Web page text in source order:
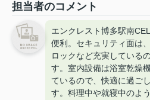
担当者のコメント
エンクレスト博多駅南
便利。セキュリティ面は
ロックなど充実している
す。室内設備は浴室乾燥
ているので、快適に過ご
す。料理中や就寝中のよ